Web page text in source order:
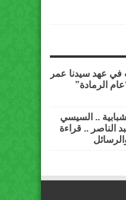
في عهد سيدنا عمر
الرمادة”
.. السيسي
الناصر .. قراءة